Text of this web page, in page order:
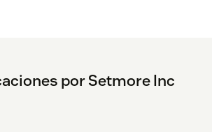
por Setmore Inc